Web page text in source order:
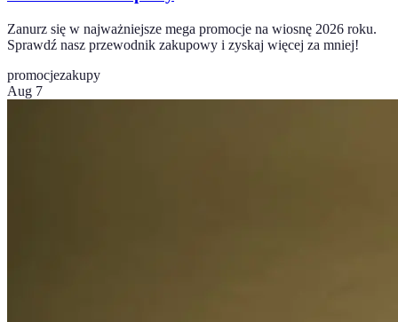
Zanurz się w najważniejsze mega promocje na wiosnę 2026 roku.
Sprawdź nasz przewodnik zakupowy i zyskaj więcej za mniej!
promocjezakupy
Aug 7